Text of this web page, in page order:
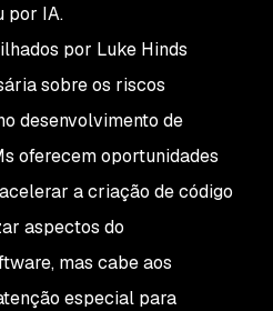
por IA.
por Luke Hinds
sobre os riscos
desenvolvimento de
oferecem oportunidades
a criação de código
aspectos do
mas cabe aos
especial para